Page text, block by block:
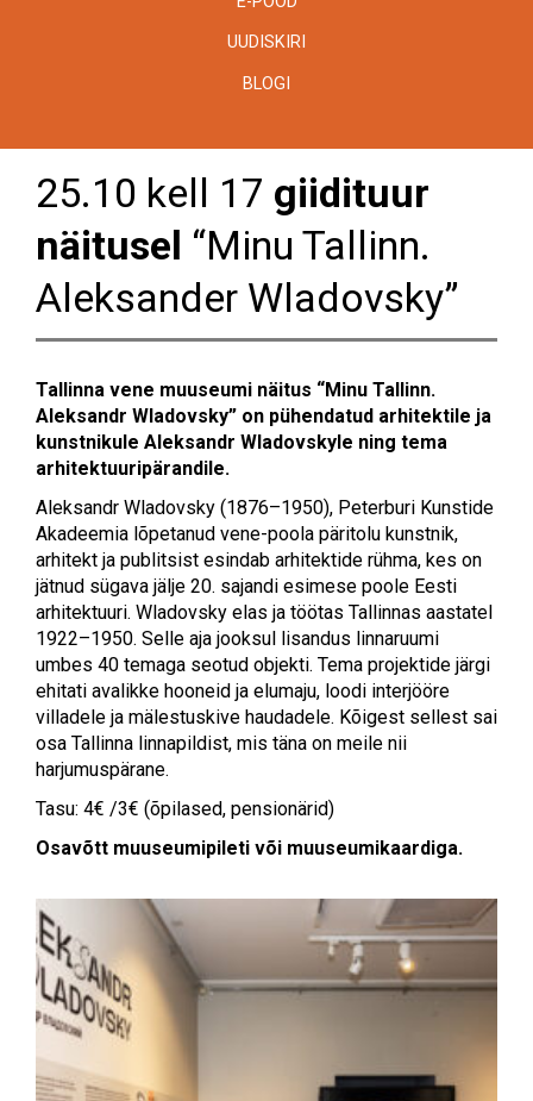
UUDISKIRI
BLOGI
25.10 kell 17 giidituur
näitusel “Minu Tallinn.
Aleksander Wladovsky”
Tallinna vene muuseumi näitus “Minu Tallinn.
Aleksandr Wladovsky” on pühendatud arhitektile ja
kunstnikule Aleksandr Wladovskyle ning tema
arhitektuuripärandile.
Aleksandr Wladovsky (1876–1950), Peterburi Kunstide
Akadeemia lõpetanud vene-poola päritolu kunstnik,
arhitekt ja publitsist esindab arhitektide rühma, kes on
jätnud sügava jälje 20. sajandi esimese poole Eesti
arhitektuuri. Wladovsky elas ja töötas Tallinnas aastatel
1922–1950. Selle aja jooksul lisandus linnaruumi
umbes 40 temaga seotud objekti. Tema projektide järgi
ehitati avalikke hooneid ja elumaju, loodi interjööre
villadele ja mälestuskive haudadele. Kõigest sellest sai
osa Tallinna linnapildist, mis täna on meile nii
harjumuspärane.
Tasu: 4€ /3€ (õpilased, pensionärid)
Osavõtt muuseumipileti või muuseumikaardiga.